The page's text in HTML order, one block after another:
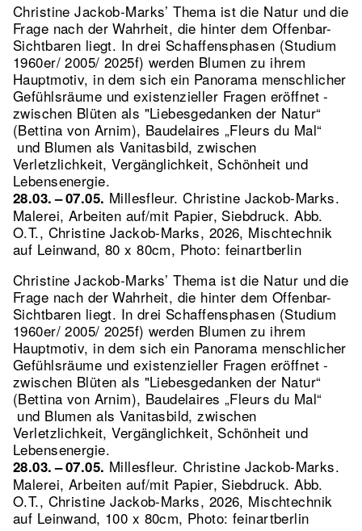
Christine Jackob-Marks’ Thema ist die Natur und die
Frage nach der Wahrheit, die hinter dem Offenbar-
Sichtbaren liegt. In drei Schaffensphasen (Studium
1960er/ 2005/ 2025f) werden Blumen zu ihrem
Hauptmotiv, in dem sich ein Panorama menschlicher
Gefühlsräume und existenzieller Fragen eröffnet -
zwischen Blüten als "Liebesgedanken der Natur“
(Bettina von Arnim), Baudelaires „Fleurs du Mal“
und Blumen als Vanitasbild, zwischen
Verletzlichkeit, Vergänglichkeit, Schönheit und
Lebensenergie.
28.03. – 07.05. Millesfleur. Christine Jackob-Marks.
Malerei, Arbeiten auf/mit Papier, Siebdruck.Abb.
O.T., Christine Jackob-Marks, 2026, Mischtechnik
auf Leinwand, 80 x 80cm, Photo: feinartberlin
Christine Jackob-Marks’ Thema ist die Natur und die
Frage nach der Wahrheit, die hinter dem Offenbar-
Sichtbaren liegt. In drei Schaffensphasen (Studium
1960er/ 2005/ 2025f) werden Blumen zu ihrem
Hauptmotiv, in dem sich ein Panorama menschlicher
Gefühlsräume und existenzieller Fragen eröffnet -
zwischen Blüten als "Liebesgedanken der Natur“
(Bettina von Arnim), Baudelaires „Fleurs du Mal“
und Blumen als Vanitasbild, zwischen
Verletzlichkeit, Vergänglichkeit, Schönheit und
Lebensenergie.
28.03. – 07.05. Millesfleur. Christine Jackob-Marks.
Malerei, Arbeiten auf/mit Papier, Siebdruck.Abb.
O.T., Christine Jackob-Marks, 2026, Mischtechnik
auf Leinwand, 100 x 80cm, Photo: feinartberlin